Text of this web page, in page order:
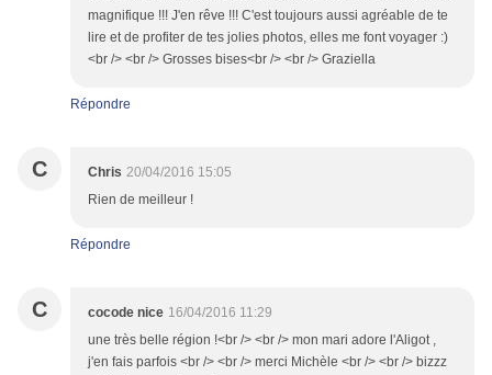
magnifique !!! J'en rêve !!! C'est toujours aussi agréable de te
lire et de profiter de tes jolies photos, elles me font voyager :)
<br /> <br /> Grosses bises<br /> <br /> Graziella
Répondre
C Chris 20/04/2016 15:05
Rien de meilleur !
Répondre
C cocode nice 16/04/2016 11:29
une très belle région !<br /> <br /> mon mari adore l'Aligot ,
j'en fais parfois <br /> <br /> merci Michèle <br /> <br /> bizzz